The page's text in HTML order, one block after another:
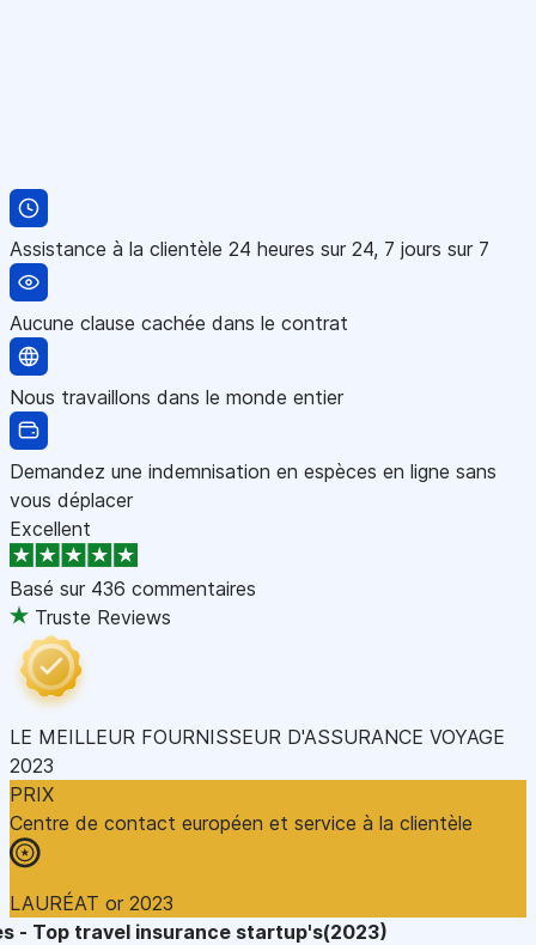
Assistance à la clientèle 24 heures sur 24, 7 jours sur 7
Aucune clause cachée dans le contrat
Nous travaillons dans le monde entier
Demandez une indemnisation en espèces en ligne sans
vous déplacer
Excellent
Basé sur 436 commentaires
Truste Reviews
LE MEILLEUR FOURNISSEUR D'ASSURANCE VOYAGE
2023
PRIX
Centre de contact européen et service à la clientèle
LAURÉAT or 2023
- Top travel insurance startup's(2023)